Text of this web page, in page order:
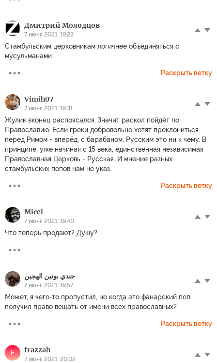
Дмитрий Молодцов
7 июня 2021, 19:23
Стамбульским церковникам логичнее объединяться с
мусульманами
Раскрыть ветку
Vimih07
7 июня 2021, 19:31
Жулик вконец распоясался. Значит раскол пойдёт по
Православию. Если греки добровольно хотят преклониться
перед Римом - вперёд, с барабаном. Русским это ни к чему. В
принципе, уже начиная с 15 века, единственная независимая
Православная Церковь - Русская. И мнение разных
стамбульских попов нам не указ.
Раскрыть ветку
Micel
7 июня 2021, 19:40
Что теперь продают? Душу?
جندي بوتين الهجين
7 июня 2021, 19:57
Может, я чего-то пропустил, но когда это фанарский поп
получил право вещать от имени всех православных?
Раскрыть ветку
F frazzah
7 июня 2021, 20:02